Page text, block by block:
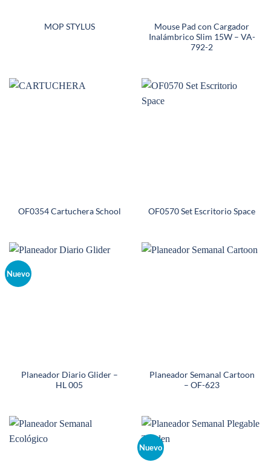
MOP STYLUS
Mouse Pad con Cargador
Inalámbrico Slim 15W – VA-
792-2
OF0354 Cartuchera School OF0570 Set Escritorio Space
Nuevo
Planeador Diario Glider –
HL 005
Planeador Semanal Cartoon
– OF-623
Nuevo